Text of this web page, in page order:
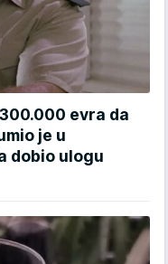
evra da
je u
dobio ulogu